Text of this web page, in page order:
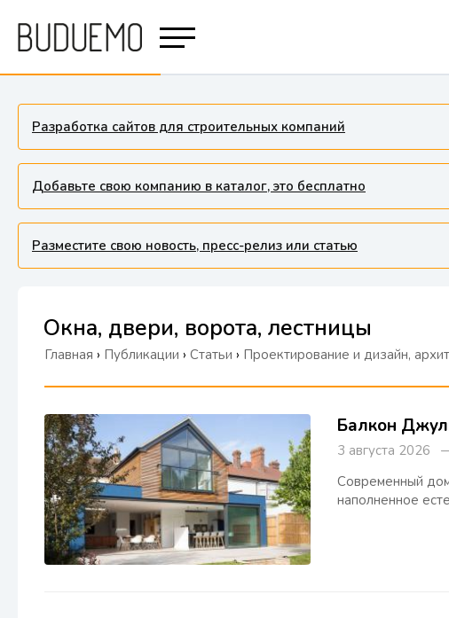
Разработка сайтов для строительных компаний
Добавьте свою компанию в каталог, это бесплатно
Разместите свою новость, пресс-релиз или статью
Окна, двери, ворота, лестницы
Главная › Публикации › Статьи › Проектирование и дизайн,
Балкон
3 августа 2026
Современный
наполненное